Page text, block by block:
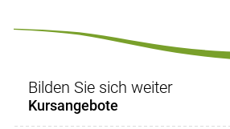
Bilden Sie sich weiter
Kursangebote